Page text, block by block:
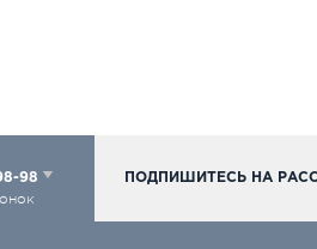
98 ПОДПИШИТЕСЬ НА